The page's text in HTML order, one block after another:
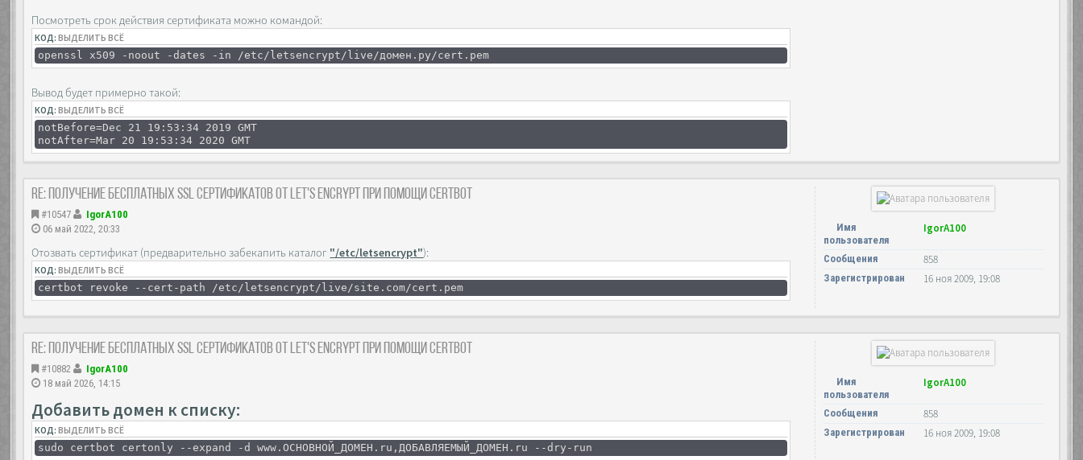
Посмотреть срок действия сертификата можно командой:
КОД:ВЫДЕЛИТЬ ВСЁ
openssl x509 -noout -dates -in /etc/letsencrypt/live/домен.ру/cert.pem
Вывод будет примерно такой:
КОД:ВЫДЕЛИТЬ ВСЁ
notBefore=Dec 21 19:53:34 2019 GMT
notAfter=Mar 20 19:53:34 2020 GMT
Re: Получение бесплатных SSL сертификатов от Let's Encrypt при помощи Certbot
#10547
IgorA100
06 май 2022, 20:33
Отозвать сертификат (предварительно забекапить каталог "/etc/letsencrypt"):
КОД:ВЫДЕЛИТЬ ВСЁ
certbot revoke --cert-path /etc/letsencrypt/live/site.com/cert.pem
Имя
пользователя
IgorA100
Сообщения 858
Зарегистрирован 16 ноя 2009, 19:08
Re: Получение бесплатных SSL сертификатов от Let's Encrypt при помощи Certbot
#10882
IgorA100
18 май 2026, 14:15
Добавить домен к списку:
КОД:ВЫДЕЛИТЬ ВСЁ
sudo certbot certonly --expand -d www.ОСНОВНОЙ_ДОМЕН.ru,ДОБАВЛЯЕМЫЙ_ДОМЕН.ru --dry-run
Имя
пользователя
IgorA100
Сообщения 858
Зарегистрирован 16 ноя 2009, 19:08